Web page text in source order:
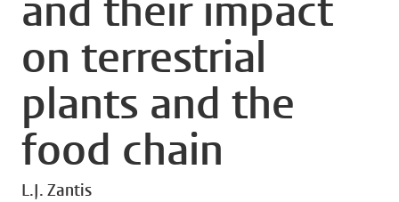
and their impact
on terrestrial
plants and the
food chain
L.J. Zantis